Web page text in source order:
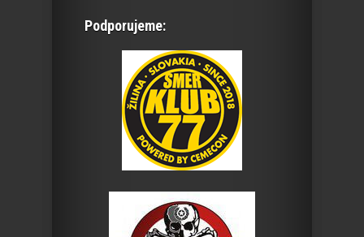
Podporujeme: